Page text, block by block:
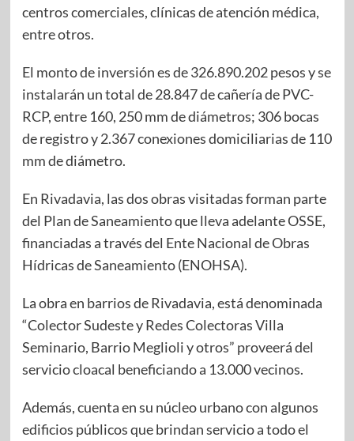
centros comerciales, clínicas de atención médica,
entre otros.
El monto de inversión es de 326.890.202 pesos y se
instalarán un total de 28.847 de cañería de PVC-
RCP, entre 160, 250 mm de diámetros; 306 bocas
de registro y 2.367 conexiones domiciliarias de 110
mm de diámetro.
En Rivadavia, las dos obras visitadas forman parte
del Plan de Saneamiento que lleva adelante OSSE,
financiadas a través del Ente Nacional de Obras
Hídricas de Saneamiento (ENOHSA).
La obra en barrios de Rivadavia, está denominada
“Colector Sudeste y Redes Colectoras Villa
Seminario, Barrio Meglioli y otros” proveerá del
servicio cloacal beneficiando a 13.000 vecinos.
Además, cuenta en su núcleo urbano con algunos
edificios públicos que brindan servicio a todo el